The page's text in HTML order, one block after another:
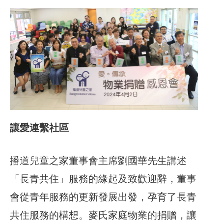
讓愛連繫社區
播道兒童之家董事會主席劉國華先生講述
「長青共住」服務的緣起及致歡迎辭，董事
會從青年服務的更新發展出發，孕育了長青
共住服務的構想。麥氏家庭物業的捐贈，讓